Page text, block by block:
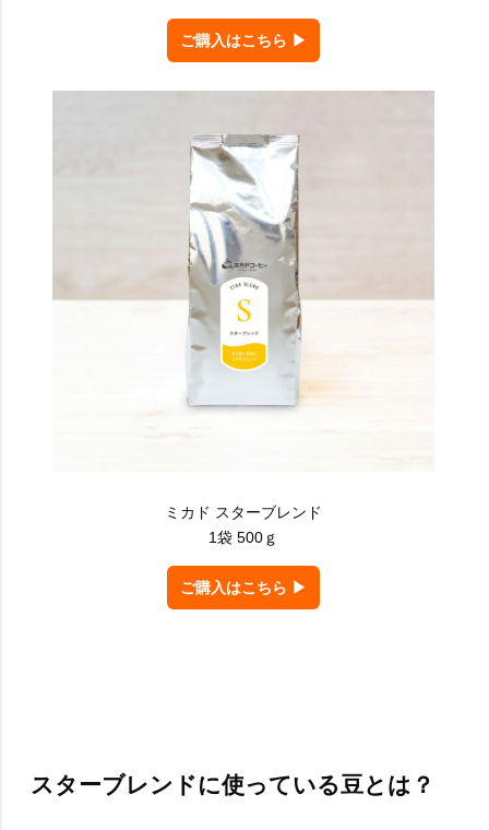
ご購入はこちら ▶
ミカド スターブレンド
1袋 500ｇ
ご購入はこちら ▶
スターブレンドに使っている豆とは？